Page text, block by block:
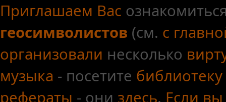
Приглашаем Вас
геосимволистов (см. с
организовали несколько
музыка - посетите
рефераты - они здесь. Если